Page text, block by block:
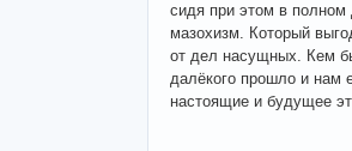
сидя при этом в
мазохизм. Который
от дел насущных. Кем
далёкого прошло и нам
настоящие и будущее